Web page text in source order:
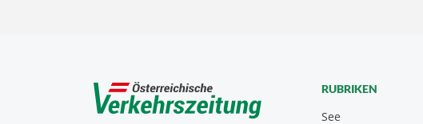
RUBRIKEN
See